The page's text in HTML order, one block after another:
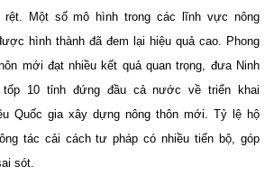
rệt. Một số mô hình trong các lĩnh vực nông
hình thành đã đem lại hiệu quả cao. Phong
mới đạt nhiều kết quả quan trọng, đưa Ninh
10 tỉnh đứng đầu cả nước về triển khai
Quốc gia xây dựng nông thôn mới. Tỷ lệ hộ
tác cải cách tư pháp có nhiều tiến bộ, góp
sót.